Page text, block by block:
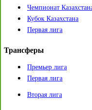
Чемпионат
Кубок Казахстана
Первая лига
Трансферы
Премьер лига
Первая лига
Вторая лига